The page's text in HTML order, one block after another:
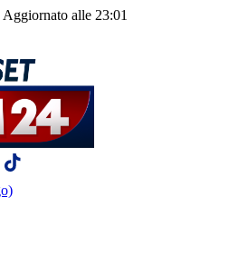
Aggiornato alle 23:01